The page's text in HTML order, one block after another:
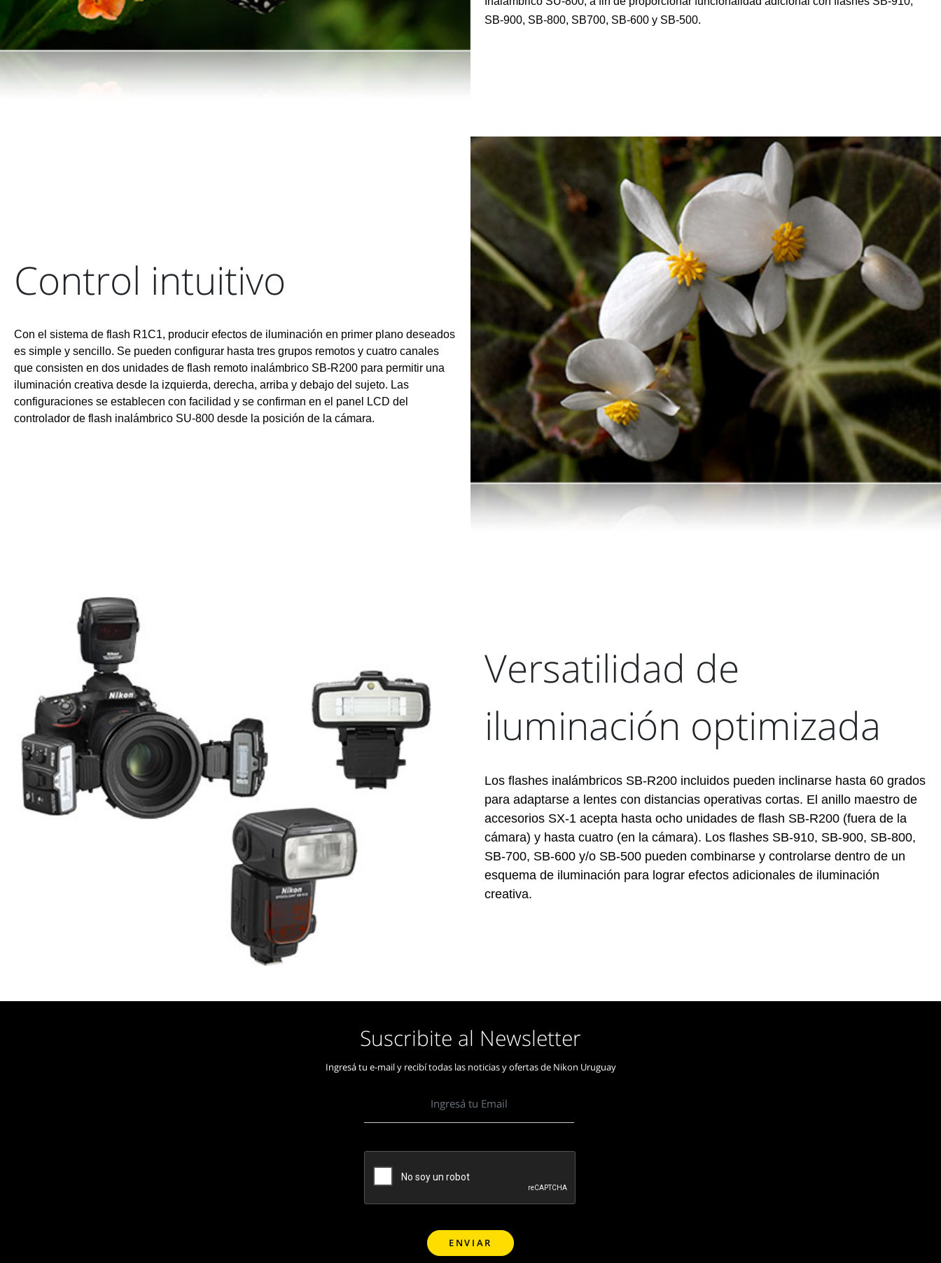
SB-900, SB-800, SB700, SB-600 y SB-500.
Control intuitivo
Con el sistema de flash R1C1, producir efectos de iluminación en primer plano deseados
es simple y sencillo. Se pueden configurar hasta tres grupos remotos y cuatro canales
que consisten en dos unidades de flash remoto inalámbrico SB-R200 para permitir una
iluminación creativa desde la izquierda, derecha, arriba y debajo del sujeto. Las
configuraciones se establecen con facilidad y se confirman en el panel LCD del
controlador de flash inalámbrico SU-800 desde la posición de la cámara.
Versatilidad de
iluminación optimizada
Los flashes inalámbricos SB-R200 incluidos pueden inclinarse hasta 60 grados
para adaptarse a lentes con distancias operativas cortas. El anillo maestro de
accesorios SX-1 acepta hasta ocho unidades de flash SB-R200 (fuera de la
cámara) y hasta cuatro (en la cámara). Los flashes SB-910, SB-900, SB-800,
SB-700, SB-600 y/o SB-500 pueden combinarse y controlarse dentro de un
esquema de iluminación para lograr efectos adicionales de iluminación
creativa.
Suscribite al Newsletter
Ingresá tu e-mail y recibí todas las noticias y ofertas de Nikon Uruguay